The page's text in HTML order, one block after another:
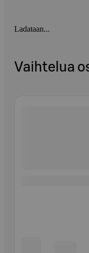
Ladataan...
Vaihtelua